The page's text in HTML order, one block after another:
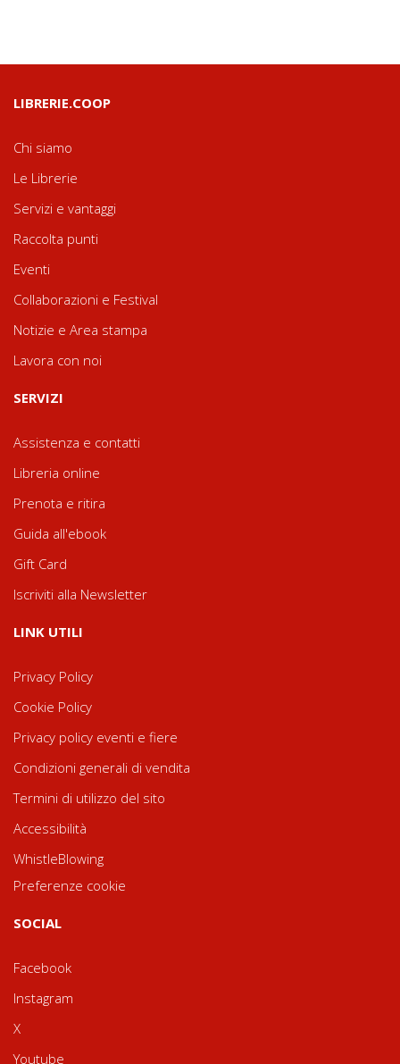
LIBRERIE.COOP
Chi siamo
Le Librerie
Servizi e vantaggi
Raccolta punti
Eventi
Collaborazioni e Festival
Notizie e Area stampa
Lavora con noi
SERVIZI
Assistenza e contatti
Libreria online
Prenota e ritira
Guida all'ebook
Gift Card
Iscriviti alla Newsletter
LINK UTILI
Privacy Policy
Cookie Policy
Privacy policy eventi e fiere
Condizioni generali di vendita
Termini di utilizzo del sito
Accessibilità
WhistleBlowing
Preferenze cookie
SOCIAL
Facebook
Instagram
X
Youtube